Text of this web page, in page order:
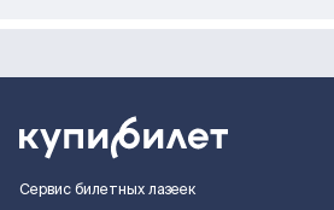
Сервис билетных лазеек